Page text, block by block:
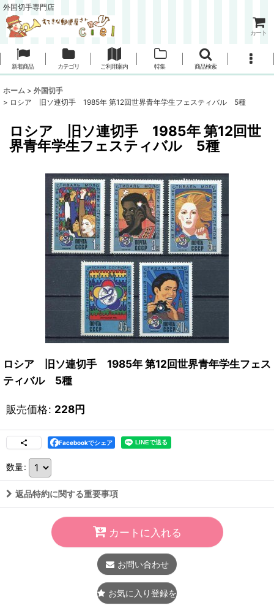
外国切手専門店
カート
新着商品 カテゴリ ご利用案内 特集 商品検索
ホーム > 外国切手
> ロシア 旧ソ連切手 1985年 第12回世界青年学生フェスティバル 5種
ロシア 旧ソ連切手 1985年 第12回世
界青年学生フェスティバル 5種
ロシア 旧ソ連切手 1985年 第12回世界青年学生フェス
ティバル 5種
販売価格: 228円
Facebookでシェア
数量:
返品特約に関する重要事項
カートに入れる
お問い合わせ
お気に入り登録をする